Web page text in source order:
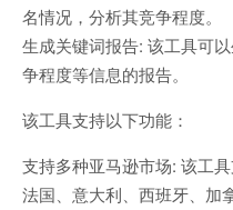
名情况，分析其竞争程度。
生成关键词报告: 该工具可
争程度等信息的报告。
该工具支持以下功能：
支持多种亚马逊市场: 该工
法国、意大利、西班牙、加